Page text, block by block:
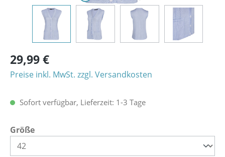
29,99 €
Preise inkl. MwSt. zzgl. Versandkosten
Sofort verfügbar, Lieferzeit: 1-3 Tage
Größeauswählen